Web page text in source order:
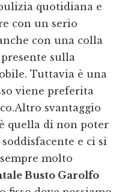
quotidiana e
con un serio
con una colla
presente sulla
Tuttavia è una
viene preferita
svantaggio
quella di non poter
e ci si
molto
Busto Garolfo